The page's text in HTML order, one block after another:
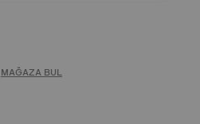
MAĞAZA BUL